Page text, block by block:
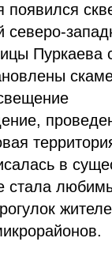
появился
северо-
Пуркаева
в
стала